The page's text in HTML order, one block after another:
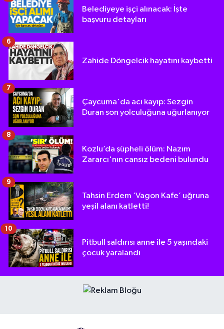
Belediyeye işçi alınacak: İşte
başvuru detayları
Zahide Döngelcik hayatını kaybetti
6
Çaycuma'da acı kayıp: Sezgin
Duran son yolculuğuna uğurlanıyor
7
Kozlu’da şüpheli ölüm: Nazım
Zararcı'nın cansız bedeni bulundu
8
Tahsin Erdem ‘Vagon Kafe’ uğruna
yeşil alanı katletti!
9
Pitbull saldırısı anne ile 5 yaşındaki
çocuk yaralandı
10